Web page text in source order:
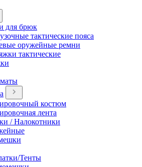
для брюк
тактические пояса
оружейные ремни
тактические
костюм
лента
/ Налокотники
Тенты